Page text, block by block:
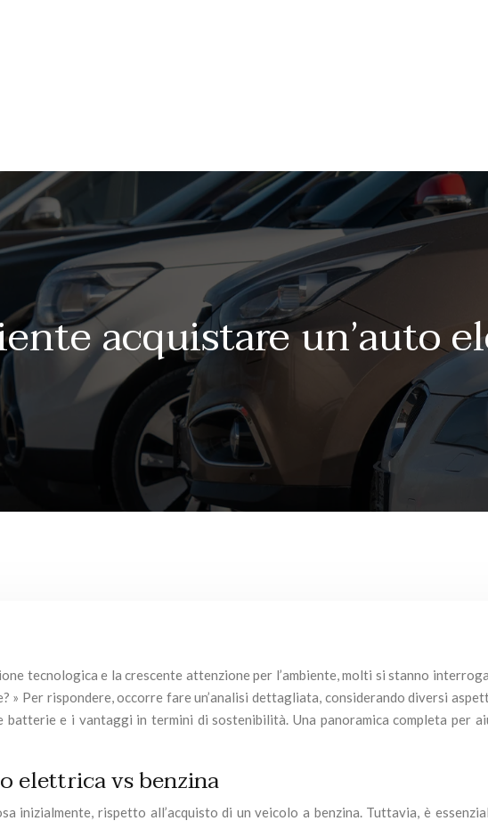
acquistare un’auto
tecnologica e la crescente attenzione per l’ambiente, molti si stanno
» Per rispondere, occorre fare un’analisi dettagliata, considerando diversi
batterie e i vantaggi in termini di sostenibilità. Una panoramica completa per
elettrica vs benzina
inizialmente, rispetto all’acquisto di un veicolo a benzina. Tuttavia, è